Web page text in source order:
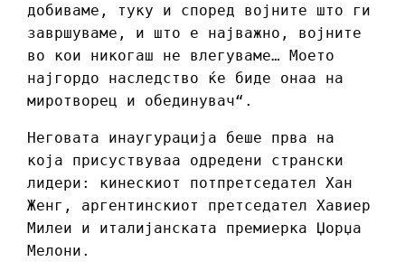
добиваме, туку и според војните што ги
завршуваме, и што е најважно, војните
во кои никогаш не влегуваме… Моето
најгордо наследство ќе биде онаа на
миротворец и обединувач“.
Неговата инаугурација беше прва на
која присуствуваа одредени странски
лидери: кинескиот потпретседател Хан
Женг, аргентинскиот претседател Хавиер
Милеи и италијанската премиерка Џорџа
Мелони.